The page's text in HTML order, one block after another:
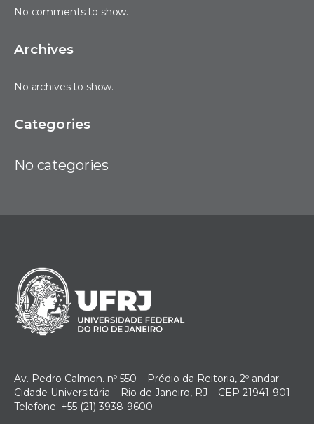
No comments to show.
Archives
No archives to show.
Categories
No categories
Av. Pedro Calmon. nº 550 – Prédio da Reitoria, 2º andar
Cidade Universitária – Rio de Janeiro, RJ – CEP 21941-901
Telefone: +55 (21) 3938-9600